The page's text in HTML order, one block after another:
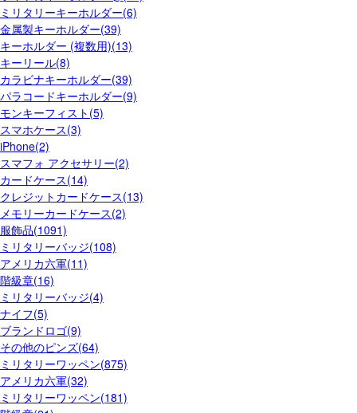
ミリタリーキーホルダー(6)
金属製キーホルダー(39)
キーホルダー (複数用)(13)
キーリール(8)
カラビナキーホルダー(39)
パラコードキーホルダー(9)
モンキーフィスト(5)
スマホケース(3)
iPhone(2)
スマフォ アクセサリー(2)
カードケース(14)
クレジットカードケース(13)
メモリーカードケース(2)
服飾品(1091)
ミリタリーバッジ(108)
アメリカ六軍(11)
階級章(16)
ミリタリーバッジ(4)
ナイフ(5)
ブランドロゴ(9)
その他のピンズ(64)
ミリタリーワッペン(875)
アメリカ六軍(32)
ミリタリーワッペン(181)